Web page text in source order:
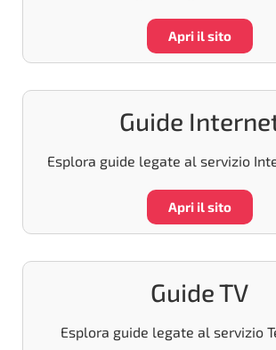
Apri il sito
Guide
Esplora guide legate al servizio
Apri il sito
Guide TV
Esplora guide legate al servizio